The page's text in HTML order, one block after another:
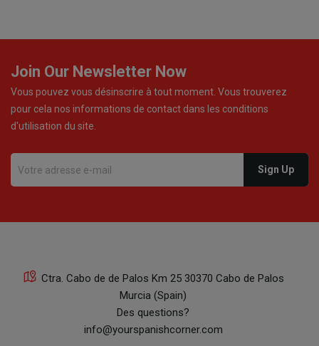
Join Our Newsletter Now
Vous pouvez vous désinscrire à tout moment. Vous trouverez
pour cela nos informations de contact dans les conditions
d'utilisation du site.
Ctra. Cabo de de Palos Km 25 30370 Cabo de Palos
Murcia (Spain)
Des questions?
info@yourspanishcorner.com